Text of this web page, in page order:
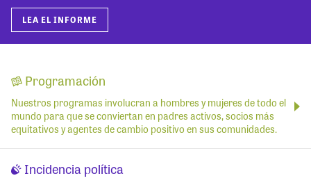
LEA EL INFORME
Programación
Nuestros programas involucran a hombres y mujeres de todo el
mundo para que se conviertan en padres activos, socios más
equitativos y agentes de cambio positivo en sus comunidades.
Incidencia política